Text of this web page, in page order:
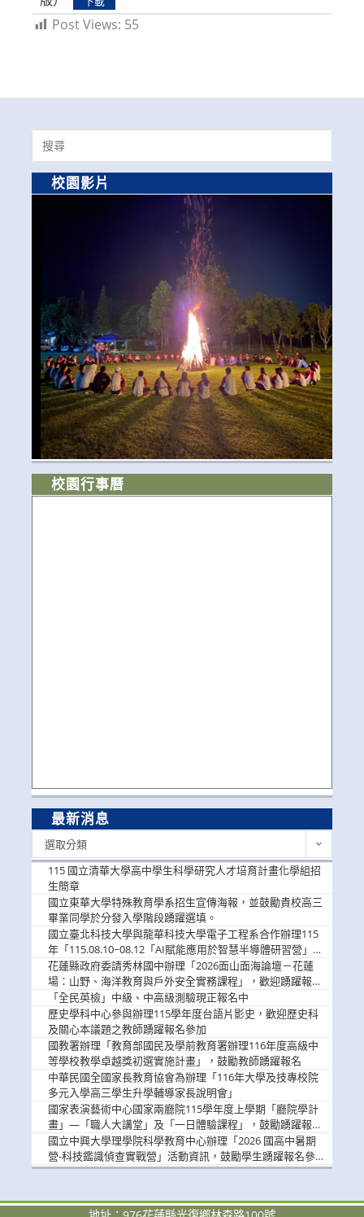
Post Views: 55
Search
for:
校園影片
校園行事曆
最新消息
選取分類
115 國立清華大學高中學生科學研究人才培育計畫化學組招
生簡章
國立東華大學特殊教育學系招生宣傳海報，並鼓勵貴校高三
畢業同學於分發入學階段踴躍選填。
國立臺北科技大學與龍華科技大學電子工程系合作辦理115
年「115.08.10~08.12「AI賦能應用於智慧半導體研習營」，
歡迎學生踴躍報名參加
花蓮縣政府委請秀林國中辦理「2026面山面海論壇－花蓮
場：山野、海洋教育與戶外安全實務課程」，歡迎踴躍報名
參加
「全民英檢」中級、中高級測驗現正報名中
歷史學科中心參與辦理115學年度台語片影史，歡迎歷史科
及關心本議題之教師踴躍報名參加
國教署辦理「教育部國民及學前教育署辦理116年度高級中
等學校教學卓越獎初選實施計畫」，鼓勵教師踴躍報名
中華民國全國家長教育協會為辦理「116年大學及技專校院
多元入學高三學生升學輔導家長說明會」
國家表演藝術中心國家兩廳院115學年度上學期「廳院學計
畫」—「職人大講堂」及「一日體驗課程」，鼓勵踴躍報名
參與。
國立中興大學理學院科學教育中心辦理「2026 國高中暑期
營-科技鑑識偵查實戰營」活動資訊，鼓勵學生踴躍報名參
加。